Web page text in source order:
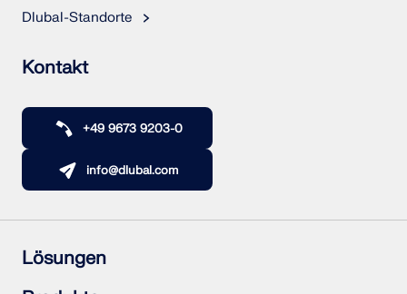
Dlubal-Standorte
Kontakt
+49 9673 9203-0
info@dlubal.com
Lösungen